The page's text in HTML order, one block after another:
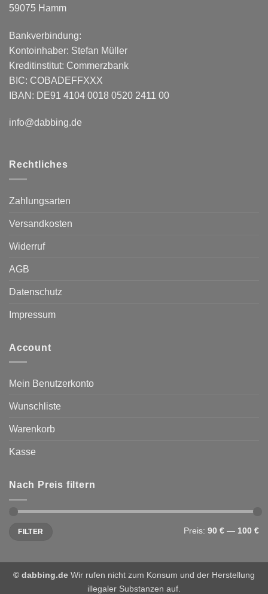
59075 Hamm
Bankverbindung:
Kontoinhaber: Stefan Müller
Kreditinstitut: Commerzbank
BIC: COBADEFFXXX
IBAN: DE91 4104 0018 0520 2411 00
info@dabbing.de
Rechtliches
Zahlungsarten
Versandkosten
Widerruf
AGB
Datenschutz
Impressum
Account
Mein Benutzerkonto
Wunschliste
Warenkorb
Kasse
Nach Preis filtern
Preis
Preis
FILTER Preis: 90 € — 100 €
© dabbing.de Wir rufen nicht zum Konsum und der Herstellung
illegaler Substanzen auf.